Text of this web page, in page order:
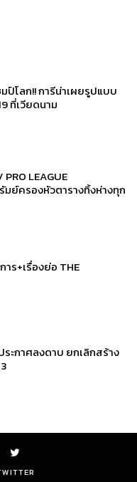
ป์โลก!! การีน่าเผยรูปแบบ
ที่เวียดนาม
LEAGUE
มย์ครองหัวตารางทิ้งห่างทุก
ร+เรื่องย่อ THE
ระกาศลงดาบ ยกเลิกสร้าง